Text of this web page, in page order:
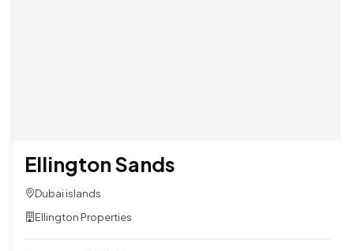
Ellington Sands
Dubai islands
Ellington Properties